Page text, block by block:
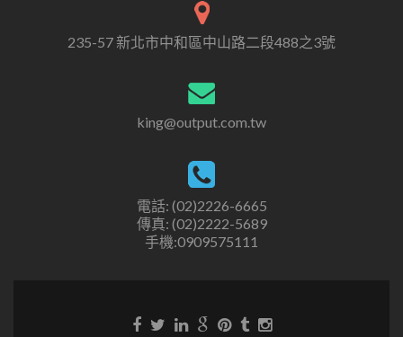
235-57 新北市中和區中山路二段488之3號
king@output.com.tw
電話: (02)2226-6665
傳真: (02)2222-5689
手機:0909575111